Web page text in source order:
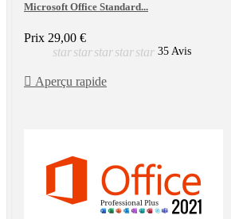
Microsoft Office Standard...
Prix 29,00 €
starstarstarstarstar 35 Avis
 Aperçu rapide